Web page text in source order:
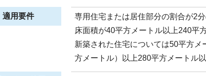
適用要件
専用住宅または居住部分の割合が2
床面積が40平方メートル以上240平
新築された住宅については50平方
方メートル）以上280平方メートル